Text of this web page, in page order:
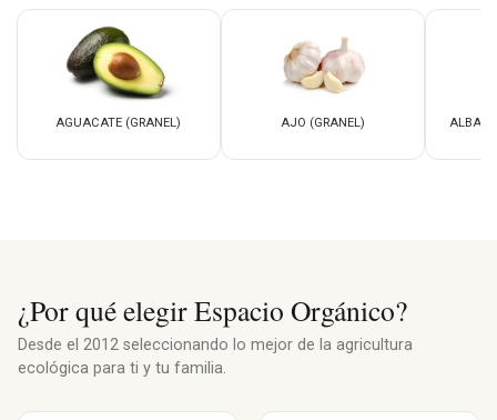
AGUACATE (GRANEL) AJO (GRANEL)
¿Por qué elegir Espacio Orgánico?
Desde el 2012 seleccionando lo mejor de la agricultura
ecológica para ti y tu familia.